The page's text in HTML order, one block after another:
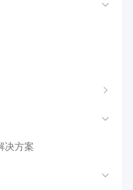
决方案